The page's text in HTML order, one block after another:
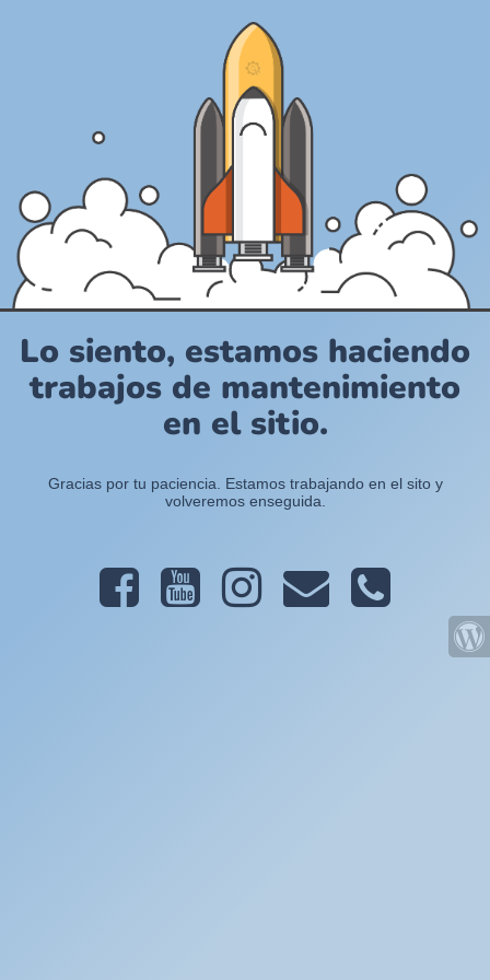
Lo siento, estamos haciendo
trabajos de mantenimiento
en el sitio.
Gracias por tu paciencia. Estamos trabajando en el sito y
volveremos enseguida.